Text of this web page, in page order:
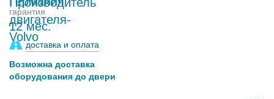
гарантия
12 мес.
доставка и оплата
Возможна доставка
оборудования до двери